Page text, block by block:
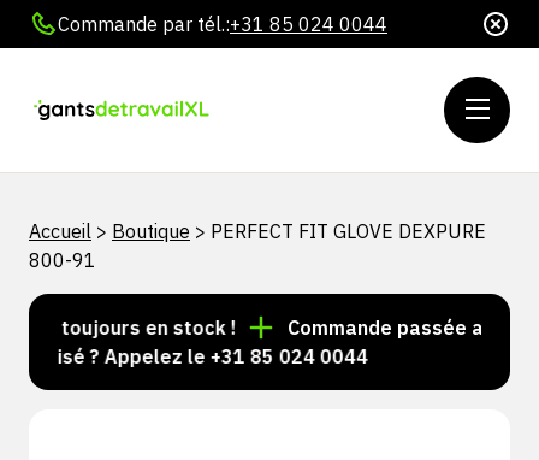
Commande par tél.:+31 85 024 0044
Accueil > Boutique > PERFECT FIT GLOVE DEXPURE
800-91
toujours en stock !
Commande passée avant 15
? Appelez le +31 85 024 0044